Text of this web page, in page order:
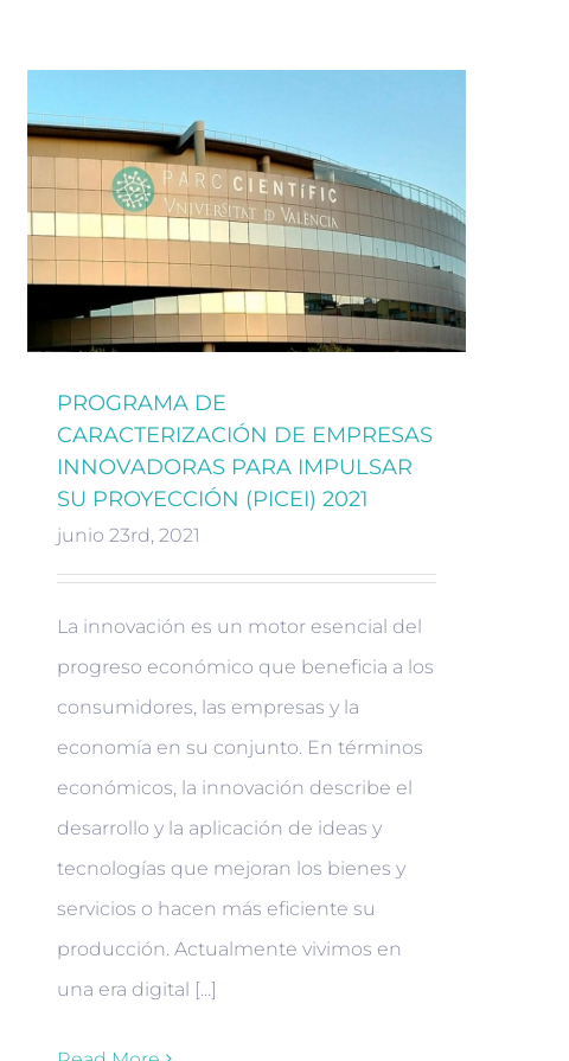
PROGRAMA DE
CARACTERIZACIÓN DE EMPRESAS
INNOVADORAS PARA IMPULSAR
SU PROYECCIÓN (PICEI) 2021
junio 23rd, 2021
La innovación es un motor esencial del
progreso económico que beneficia a los
consumidores, las empresas y la
economía en su conjunto. En términos
económicos, la innovación describe el
desarrollo y la aplicación de ideas y
tecnologías que mejoran los bienes y
servicios o hacen más eficiente su
producción. Actualmente vivimos en
una era digital [...]